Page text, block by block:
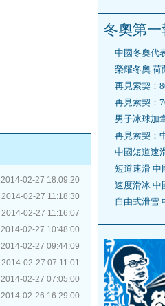
2014-02-27 18:09:20
2014-02-27 11:18:30
2014-02-27 11:16:07
2014-02-27 10:48:00
2014-02-27 09:44:09
2014-02-27 07:11:01
2014-02-27 07:05:00
2014-02-26 16:29:00
冬奧第一
中國冬奧代
榮耀冬奧 荷
再見索契：
再見索契：
男子冰球加
再見索契：
中國短道速
短道速滑 中
速度滑冰 中
自由式滑雪